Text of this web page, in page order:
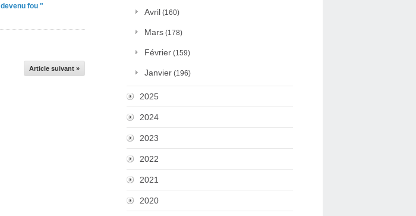
devenu fou "
Article suivant »
Avril (160)
Mars (178)
Février (159)
Janvier (196)
2025
2024
2023
2022
2021
2020